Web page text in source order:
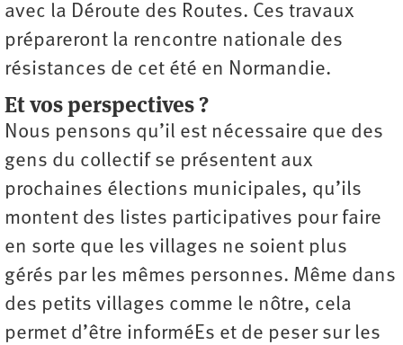
avec la Déroute des Routes. Ces travaux
prépareront la rencontre nationale des
résistances de cet été en Normandie.
Et vos perspectives ?
Nous pensons qu’il est nécessaire que des
gens du collectif se présentent aux
prochaines élections municipales, qu’ils
montent des listes participatives pour faire
en sorte que les villages ne soient plus
gérés par les mêmes personnes. Même dans
des petits villages comme le nôtre, cela
permet d’être informéEs et de peser sur les